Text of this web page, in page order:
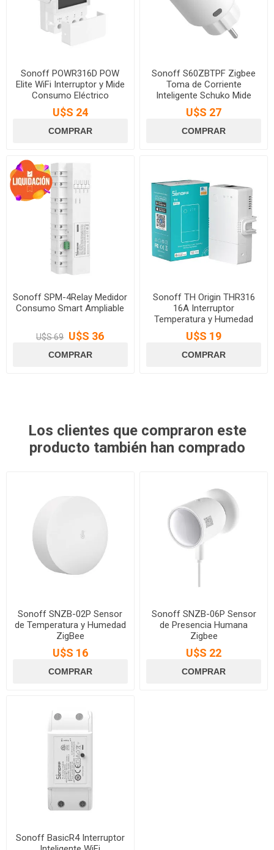
Sonoff POWR316D POW
Elite WiFi Interruptor y Mide
Consumo Eléctrico
U$S 24
Sonoff S60ZBTPF Zigbee
Toma de Corriente
Inteligente Schuko Mide
Consumo
U$S 27
Sonoff SPM-4Relay Medidor
Consumo Smart Ampliable
U$S 69 U$S 36
Sonoff TH Origin THR316
16A Interruptor
Temperatura y Humedad
U$S 19
Los clientes que compraron este
producto también han comprado
Sonoff SNZB-02P Sensor
de Temperatura y Humedad
ZigBee
U$S 16
Sonoff SNZB-06P Sensor
de Presencia Humana
Zigbee
U$S 22
Sonoff BasicR4 Interruptor